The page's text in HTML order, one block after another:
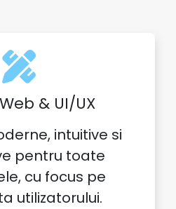
& UI/UX
intuitive si
pentru toate
cu focus pe
utilizatorului.